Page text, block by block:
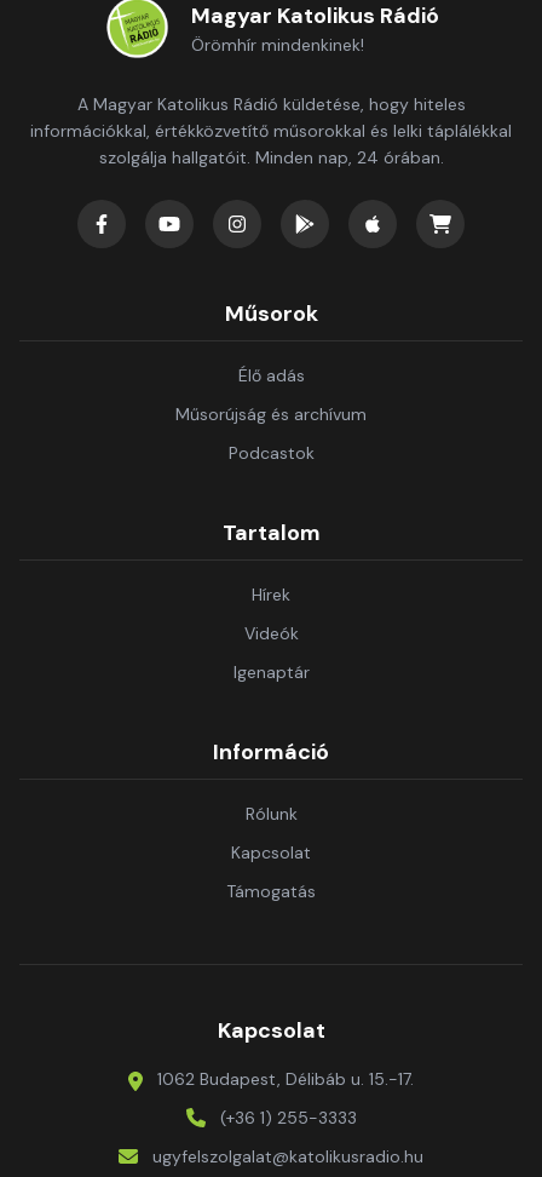
Magyar Katolikus Rádió
Örömhír mindenkinek!
A Magyar Katolikus Rádió küldetése, hogy hiteles
információkkal, értékközvetítő műsorokkal és lelki táplálékkal
szolgálja hallgatóit. Minden nap, 24 órában.
Műsorok
Élő adás
Műsorújság és archívum
Podcastok
Tartalom
Hírek
Videók
Igenaptár
Információ
Rólunk
Kapcsolat
Támogatás
Kapcsolat
1062 Budapest, Délibáb u. 15.-17.
(+36 1) 255-3333
ugyfelszolgalat@katolikusradio.hu